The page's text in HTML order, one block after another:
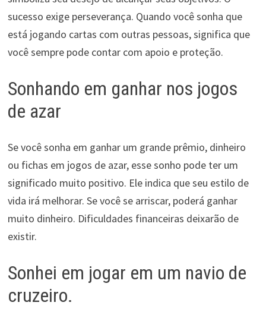
sucesso exige perseverança. Quando você sonha que
está jogando cartas com outras pessoas, significa que
você sempre pode contar com apoio e proteção.
Sonhando em ganhar nos jogos
de azar
Se você sonha em ganhar um grande prêmio, dinheiro
ou fichas em jogos de azar, esse sonho pode ter um
significado muito positivo. Ele indica que seu estilo de
vida irá melhorar. Se você se arriscar, poderá ganhar
muito dinheiro. Dificuldades financeiras deixarão de
existir.
Sonhei em jogar em um navio de
cruzeiro.